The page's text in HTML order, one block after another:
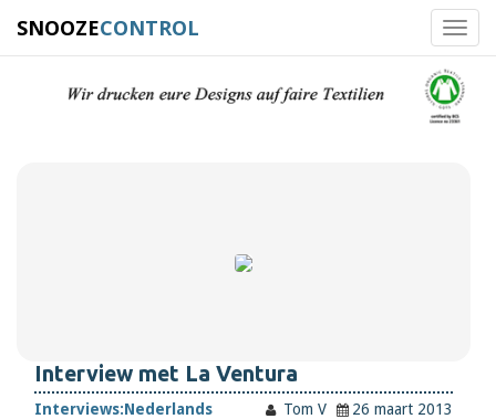
SNOOZECONTROL
Interview met La Ventura
Interviews:Nederlands Tom V 26 maart 2013